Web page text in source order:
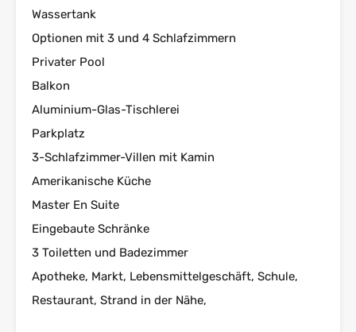
Wassertank
Optionen mit 3 und 4 Schlafzimmern
Privater Pool
Balkon
Aluminium-Glas-Tischlerei
Parkplatz
3-Schlafzimmer-Villen mit Kamin
Amerikanische Küche
Master En Suite
Eingebaute Schränke
3 Toiletten und Badezimmer
Apotheke, Markt, Lebensmittelgeschäft, Schule,
Restaurant, Strand in der Nähe,